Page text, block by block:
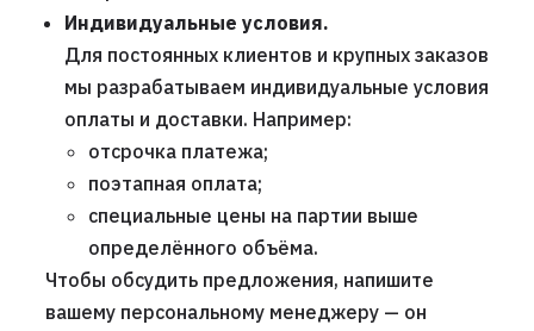
Индивидуальные условия.
Для постоянных клиентов и крупных заказов
мы разрабатываем индивидуальные условия
оплаты и доставки. Например:
отсрочка платежа;
поэтапная оплата;
специальные цены на партии выше
определённого объёма.
Чтобы обсудить предложения, напишите
вашему персональному менеджеру — он